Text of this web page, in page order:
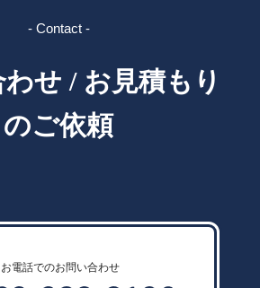
- Contact -
せ / お見積もり
のご依頼
お電話でのお問い合わせ